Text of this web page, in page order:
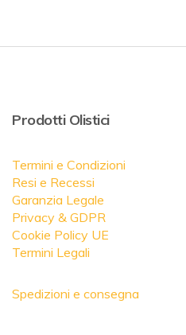
Prodotti Olistici
Termini e Condizioni
Resi e Recessi
Garanzia Legale
Privacy & GDPR
Cookie Policy UE
Termini Legali
Spedizioni e consegna